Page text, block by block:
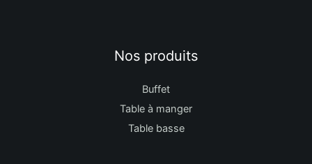
Nos produits
Buffet
Table à manger
Table basse